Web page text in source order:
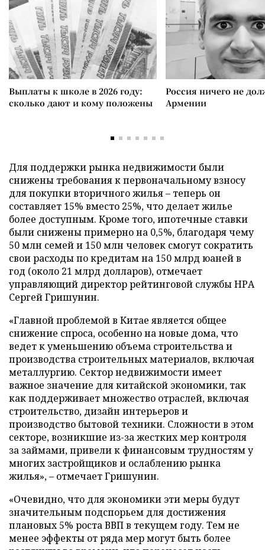
Выплаты к школе в 2026 году:
сколько дают и кому положены
Россия ничего не
Армении
Для поддержки рынка недвижимости были
снижены требования к первоначальному взносу
для покупки вторичного жилья – теперь он
составляет 15% вместо 25%, что делает жилье
более доступным. Кроме того, ипотечные ставки
были снижены примерно на 0,5%, благодаря чему
50 млн семей и 150 млн человек смогут сократить
свои расходы по кредитам на 150 млрд юаней в
год (около 21 млрд долларов), отмечает
управляющий директор рейтинговой службы НРА
Сергей Гришунин.
«Главной проблемой в Китае является общее
снижение спроса, особенно на новые дома, что
ведет к уменьшению объема строительства и
производства строительных материалов, включая
металлургию. Сектор недвижимости имеет
важное значение для китайской экономики, так
как поддерживает множество отраслей, включая
строительство, дизайн интерьеров и
производство бытовой техники. Сложности в этом
секторе, возникшие из-за жестких мер контроля
за займами, привели к финансовым трудностям у
многих застройщиков и ослаблению рынка
жилья», – отмечает Гришунин.
«Очевидно, что для экономики эти меры будут
значительным подспорьем для достижения
плановых 5% роста ВВП в текущем году. Тем не
менее эффекты от ряда мер могут быть более